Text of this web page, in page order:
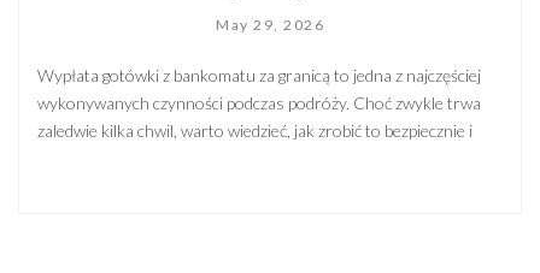
May 29, 2026
Wypłata gotówki z bankomatu za granicą to jedna z najczęściej
wykonywanych czynności podczas podróży. Choć zwykle trwa
zaledwie kilka chwil, warto wiedzieć, jak zrobić to bezpiecznie i